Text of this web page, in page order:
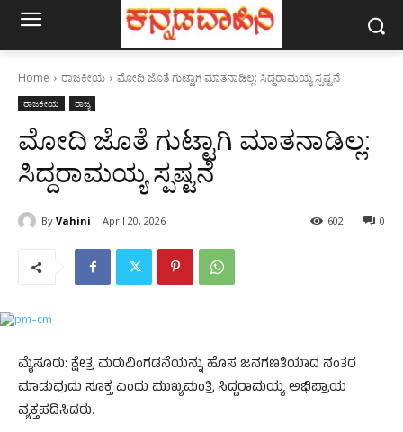
Home ರಾಜಕೀಯ ಮೋದಿ ಜೊತೆ ಗುಟ್ಟಾಗಿ ಮಾತನಾಡಿಲ್ಲ: ಸಿದ್ದರಾಮಯ್ಯ ಸ್ಪಷ್ಟನೆ
ರಾಜಕೀಯ ರಾಜ್ಯ
ಮೋದಿ ಜೊತೆ ಗುಟ್ಟಾಗಿ ಮಾತನಾಡಿಲ್ಲ:
ಸಿದ್ದರಾಮಯ್ಯ ಸ್ಪಷ್ಟನೆ
By Vahini April 20, 2026 0
602
ಮೈಸೂರು: ಕ್ಷೇತ್ರ ಮರುವಿಂಗಡನೆಯನ್ನು ಹೊಸ ಜನಗಣತಿಯಾದ ನಂತರ
ಮಾಡುವುದು ಸೂಕ್ತ ಎಂದು ಮುಖ್ಯಮಂತ್ರಿ ಸಿದ್ದರಾಮಯ್ಯ ಅಭಿಪ್ರಾಯ
ವ್ಯಕ್ತಪಡಿಸಿದರು.